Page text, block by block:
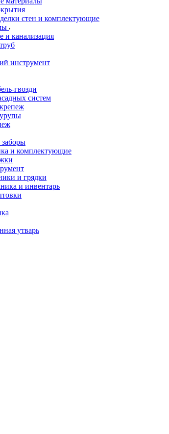
стен и комплектующие
и канализация
инструмент
гвозди
систем
и комплектующие
и грядки
и инвентарь
утварь